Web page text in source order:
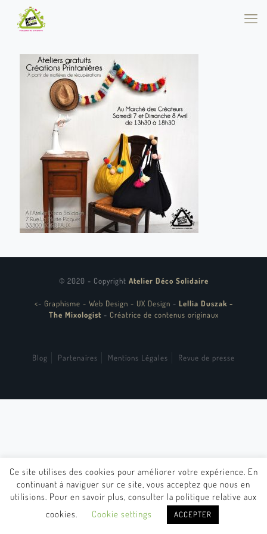
© 2020 - Copyright Atelier Déco Solidaire
<- Graphisme - Web Design - UX Design - Lellia Duszak -
The Mixologist - Créatrice de contenus originaux
Blog Partenaires Mentions Légales Revue de presse
Ce site utilises des cookies pour améliorer votre expérience. En
continuant à naviguer sur ce site, vous acceptez que nous en
utilisions. Pour en savoir plus, consulter la politique relative aux
cookies.
Cookie settings ACCEPTER